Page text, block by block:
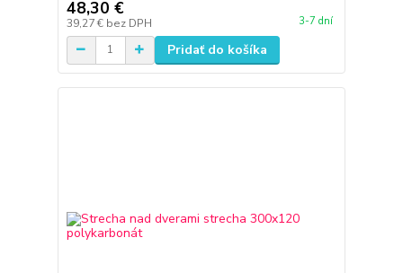
48,30 €
39,27 € bez DPH 3-7 dní
Pridať do košíka